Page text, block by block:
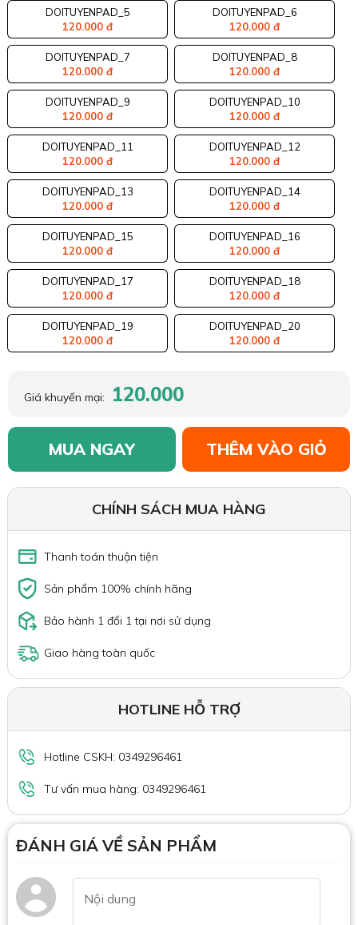
DOITUYENPAD_5
120.000 đ
DOITUYENPAD_6
120.000 đ
DOITUYENPAD_7
120.000 đ
DOITUYENPAD_8
120.000 đ
DOITUYENPAD_9
120.000 đ
DOITUYENPAD_10
120.000 đ
DOITUYENPAD_11
120.000 đ
DOITUYENPAD_12
120.000 đ
DOITUYENPAD_13
120.000 đ
DOITUYENPAD_14
120.000 đ
DOITUYENPAD_15
120.000 đ
DOITUYENPAD_16
120.000 đ
DOITUYENPAD_17
120.000 đ
DOITUYENPAD_18
120.000 đ
DOITUYENPAD_19
120.000 đ
DOITUYENPAD_20
120.000 đ
Giá khuyến mại: 120.000
MUA NGAY THÊM VÀO GIỎ
CHÍNH SÁCH MUA HÀNG
Thanh toán thuận tiện
Sản phẩm 100% chính hãng
Bảo hành 1 đổi 1 tại nơi sử dụng
Giao hàng toàn quốc
HOTLINE HỖ TRỢ
Hotline CSKH: 0349296461
Tư vấn mua hàng: 0349296461
ĐÁNH GIÁ VỀ SẢN PHẨM